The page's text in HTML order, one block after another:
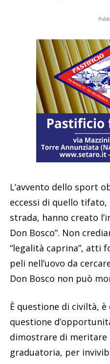
L’avvento dello sport
eccessi di quello
strada, hanno creato
Don Bosco”. Non
“legalità caprina”, atti
peli nell’uovo da
Don Bosco non può
È questione di civiltà, è
questione
dimostrare di meritare
graduatoria, per